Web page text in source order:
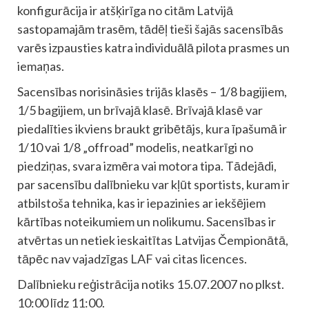
konfigurācija ir atšķirīga no citām Latvijā
sastopamajām trasēm, tādēļ tieši šajās sacensībās
varēs izpausties katra individuālā pilota prasmes un
iemaņas.
Sacensības norisināsies trijās klasēs – 1/8 bagijiem,
1/5 bagijiem, un brīvajā klasē. Brīvajā klasē var
piedalīties ikviens braukt gribētājs, kura īpašumā ir
1/10 vai 1/8 „offroad” modelis, neatkarīgi no
piedziņas, svara izmēra vai motora tipa. Tādejādi,
par sacensību dalībnieku var kļūt sportists, kuram ir
atbilstoša tehnika, kas ir iepazinies ar iekšējiem
kārtības noteikumiem un nolikumu. Sacensības ir
atvērtas un netiek ieskaitītas Latvijas Čempionātā,
tāpēc nav vajadzīgas LAF vai citas licences.
Dalībnieku reģistrācija notiks 15.07.2007 no plkst.
10:00 līdz 11:00.